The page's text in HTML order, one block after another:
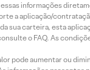
informações
a aplicação/
sua carteira, esta
o FAQ. As
pode aumentar ou